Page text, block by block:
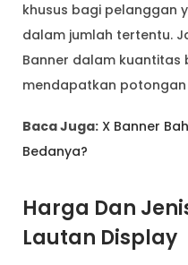
khusus bagi pelanggan
dalam jumlah tertentu.
Banner dalam kuantitas
mendapatkan
Baca Juga: X Banner
Bedanya?
Harga Dan
Lautan Display